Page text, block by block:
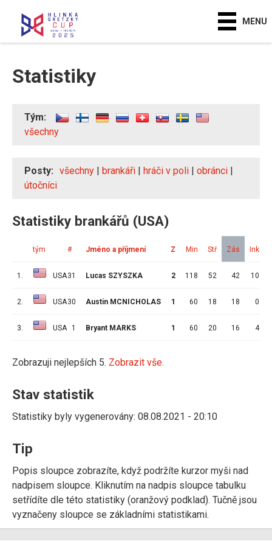
MENU
Statistiky
Tým:
všechny
Posty: všechny | brankáři | hráči v poli | obránci |
útočníci
Statistiky brankářů (USA)
tým # Jméno a příjmení Z Min Stř Zás Ink
1. USA31 Lucas SZYSZKA 2 118 52 42 10
2. USA30 Austin MCNICHOLAS 1 60 18 18 0
3. USA 1 Bryant MARKS 1 60 20 16 4
Zobrazuji nejlepších 5. Zobrazit vše.
Stav statistik
Statistiky byly vygenerovány: 08.08.2021 - 20:10
Tip
Popis sloupce zobrazíte, když podržíte kurzor myši nad
nadpisem sloupce. Kliknutím na nadpis sloupce tabulku
setřídíte dle této statistiky (oranžový podklad). Tučně jsou
vyznačeny sloupce se základními statistikami.